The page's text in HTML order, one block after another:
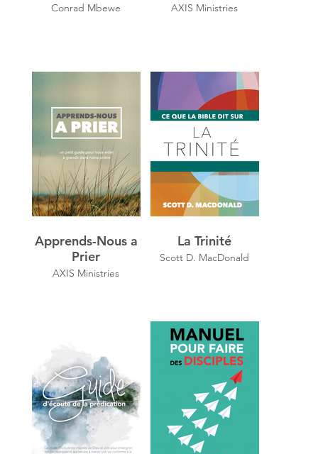
Conrad Mbewe AXIS Ministries
Apprends-Nous a
Prier
AXIS Ministries
La Trinité
Scott D. MacDonald